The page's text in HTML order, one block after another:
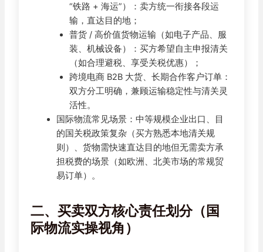
“铁路 + 海运”）：卖方统一衔接各段运
输，直达目的地；
普货 / 高价值货物运输（如电子产品、服
装、机械设备）：买方希望自主申报清关
（如合理避税、享受关税优惠）；
跨境电商 B2B 大货、长期合作客户订单：
双方分工明确，兼顾运输稳定性与清关灵
活性。
国际物流常见场景：中等规模企业出口、目
的国关税政策复杂（买方熟悉本地清关规
则）、货物需快速直达目的地但无需卖方承
担税费的场景（如欧洲、北美市场的常规贸
易订单）。
二、买卖双方核心责任划分（国
际物流实操视角）